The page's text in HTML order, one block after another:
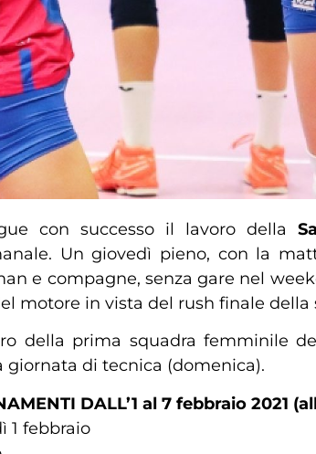
con successo il lavoro della
Un giovedì pieno, con la
e compagne, senza gare nel
motore in vista del rush finale
della prima squadra femminile
giornata di tecnica (domenica).
DALL’1 al 7 febbraio 2021
1 febbraio